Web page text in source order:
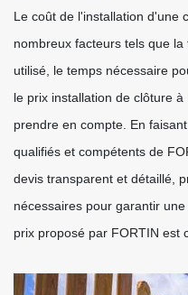
Le coût de l'installation d'une
nombreux facteurs tels que
utilisé, le temps nécessaire
le prix installation de clôture
prendre en compte. En
qualifiés et compétents de
devis transparent et détaillé,
nécessaires pour garantir
prix proposé par FORTIN est